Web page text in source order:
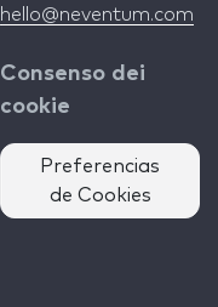
hello@neventum.com
Consenso dei
cookie
Preferencias
de Cookies